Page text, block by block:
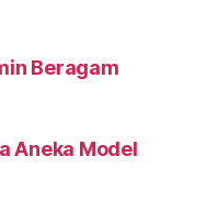
Beragam
Aneka Model